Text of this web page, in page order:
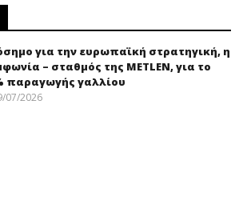
για την ευρωπαϊκή στρατηγική, η
– σταθμός της METLEN, για το
παραγωγής γαλλίου
07/2026